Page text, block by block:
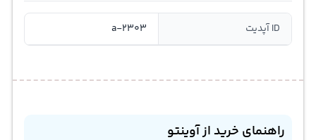
ID آپدیت a-2303
راهنمای خرید از آوینتو